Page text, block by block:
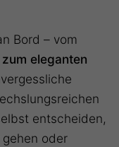
Bord – vom
eleganten
entscheiden,
oder